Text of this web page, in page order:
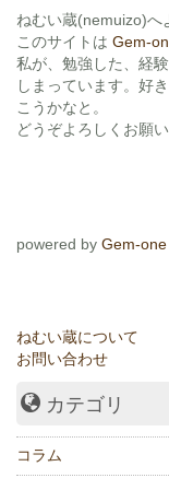
ねむい蔵(nemuizo)へ
このサイトは Gem-
私が、勉強した、経
しまっています。好
こうかなと。
どうぞよろしくお願
powered by Gem-one
ねむい蔵について
お問い合わせ
カテゴリ
コラム